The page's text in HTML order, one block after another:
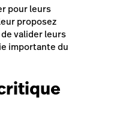
pour leurs
proposez
valider leurs
importante du